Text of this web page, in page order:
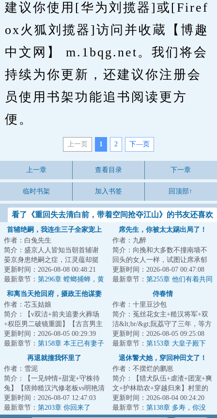
建议你使用[华为刘揽器]或[Firef
ox火狐刘揽器]访问并收蔵【博趣
中文网】 m.1bqg.net。我们将会
持续为你更新，还建议你注册会
员使用书架功能追书阅读更方
便。
上一页 1 2 下—页
上一章 查看目录 下一章
临时书架 加入书签 回顶部↑
看了《重回失去清白前，带着空间抢夺江山》的书友还喜欢
首辅绝嗣，我连生三子全家宠上
天
作者：白兔先生
简介：盛京人人皆知当朝首辅谢
晏京身患绝嗣之症，江灵蕴却挺
着孕肚上找上门来，还说怀的是
谢晏京的孩子，...
更新时间：2026-08-08 00:48:21
最新章节： 第296章 螳螂捕蝉，黄
雀在后
席先生，你被太太踢出局了！
作者：九醉
简介：向挽和大多数不撞南墙不
回头的女人一样，试图让席承郁
这样的男人爱上自己。&lt;br/&gt;
可是三年婚...
更新时间：2026-08-07 00:47:08
最新章节： 第255章 他们有着共同
和离当天抢回府，摄政王他谋妻
已久
作者：芯玉姑娘
简介：【v双洁+前夫追妻火葬场
+权臣男二破镜重圆】【古言男主
天花板】&lt;br/&gt;她是药门医
女，相府千金...
更新时间：2026-08-05 00:29:39
最新章节： 第158章 本王已有妻子
侍春情
作者：十里豆沙包
简介：菟丝花女主+糙汉将军+双
洁&lt;br/&gt;阮荔守了三年，等方
维凯旋娶自己过门。&lt;br/&gt;一
日大将军...
更新时间：2026-08-05 09:25:08
最新章节： 第153章 大皇子殿下
再退就撞我怀里了
作者：雪泥
简介：【一见钟情+甜宠+守株待
兔】【痞帅糙汉汽修老板vs明艳清
冷大学老师】学校对面开了个汽
修店。老板秦...
更新时间：2026-08-07 12:47:03
最新章节： 第203章 你回来了
退休警犬她，穿回种田文了！
作者：不摆烂的鹏崽
简介：【猎犬队伍+虐渣+团宠+爽
文+护林助农+穿越归来】村里的
傻妞傻了六年，在被卖给瘸腿独
眼老男人的这...
更新时间：2026-08-04 00:24:20
最新章节： 第138章 多寿，你没